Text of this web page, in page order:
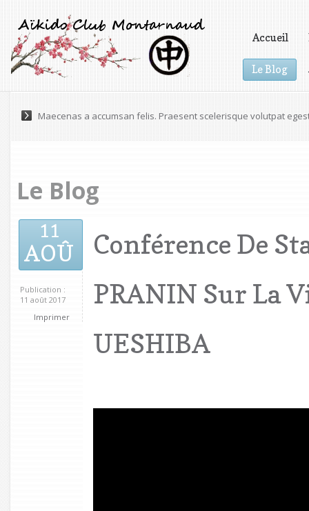
Accueil
Le Blog
Lorem ipsum dolor sit amet, consectetur adipiscing elit.
Maecenas a accumsan felis. Praesent scelerisque volutpat
Le Blog
11
AOÛ
Publication :
11 août 2017
Imprimer
Conférence De
PRANIN Sur La
UESHIBA